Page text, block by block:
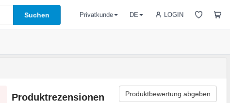
Suchen LOGIN
Privatkunde DE
Produktrezensionen Produktbewertung abgeben